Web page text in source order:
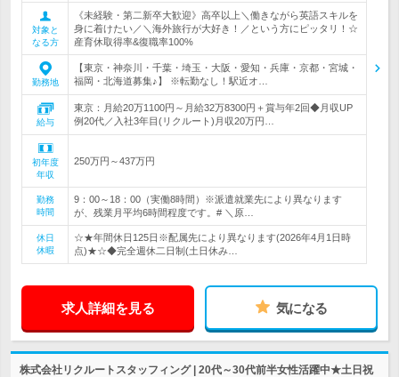
対象と
なる方
《未経験・第二新卒大歓迎》高卒以上＼働きながら英語スキルを
身に着けたい／＼海外旅行が大好き！／という方にピッタリ！☆
産育休取得率&復職率100%
勤務地
【東京・神奈川・千葉・埼玉・大阪・愛知・兵庫・京都・宮城・
福岡・北海道募集♪】 ※転勤なし！駅近オ…
給与
東京：月給20万1100円～月給32万8300円＋賞与年2回◆月収UP
例20代／入社3年目(リクルート)月収20万円…
初年度
年収
250万円～437万円
勤務
時間
9：00～18：00（実働8時間）※派遣就業先により異なります
が、残業月平均6時間程度です。# ＼原…
休日
休暇
☆★年間休日125日※配属先により異なります(2026年4月1日時
点)★☆◆完全週休二日制(土日休み…
求人詳細を見る 気になる
株式会社リクルートスタッフィング | 20代～30代前半女性活躍中★土日祝